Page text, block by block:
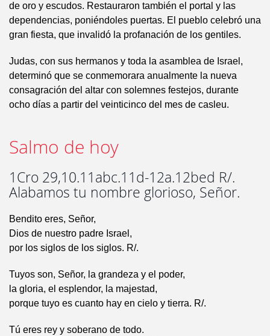
de oro y escudos. Restauraron también el portal y las
dependencias, poniéndoles puertas. El pueblo celebró una
gran fiesta, que invalidó la profanación de los gentiles.
Judas, con sus hermanos y toda la asamblea de Israel,
determinó que se conmemorara anualmente la nueva
consagración del altar con solemnes festejos, durante
ocho días a partir del veinticinco del mes de casleu.
Salmo de hoy
1Cro 29,10.11abc.11d-12a.12bed R/.
Alabamos tu nombre glorioso, Señor.
Bendito eres, Señor,
Dios de nuestro padre Israel,
por los siglos de los siglos. R/.
Tuyos son, Señor, la grandeza y el poder,
la gloria, el esplendor, la majestad,
porque tuyo es cuanto hay en cielo y tierra. R/.
Tú eres rey y soberano de todo.